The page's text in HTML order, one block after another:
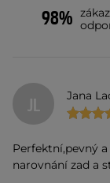
98%
JL Jana
Perfektní,pevný
narovnání zad a